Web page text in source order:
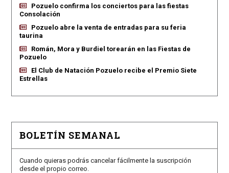
Pozuelo confirma los conciertos para las fiestas
Consolación
Pozuelo abre la venta de entradas para su feria
taurina
Román, Mora y Burdiel torearán en las Fiestas de
Pozuelo
El Club de Natación Pozuelo recibe el Premio Siete
Estrellas
BOLETÍN SEMANAL
Cuando quieras podrás cancelar fácilmente la suscripción
desde el propio correo.